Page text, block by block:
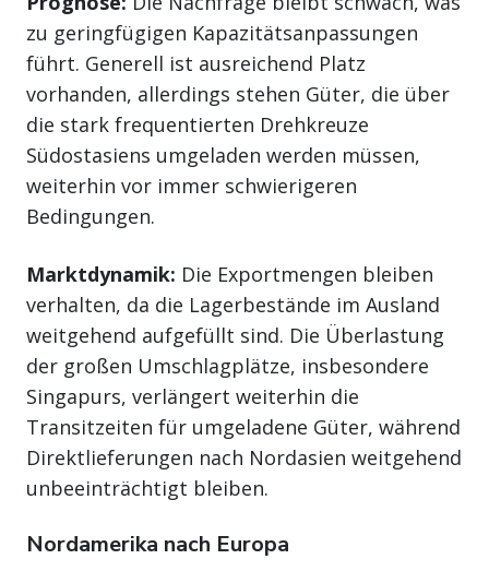
zu geringfügigen Kapazitätsanpassungen
führt. Generell ist ausreichend Platz
vorhanden, allerdings stehen Güter, die über
die stark frequentierten Drehkreuze
Südostasiens umgeladen werden müssen,
weiterhin vor immer schwierigeren
Bedingungen.
Marktdynamik: Die Exportmengen bleiben
verhalten, da die Lagerbestände im Ausland
weitgehend aufgefüllt sind. Die Überlastung
der großen Umschlagplätze, insbesondere
Singapurs, verlängert weiterhin die
Transitzeiten für umgeladene Güter, während
Direktlieferungen nach Nordasien weitgehend
unbeeinträchtigt bleiben.
Nordamerika nach Europa